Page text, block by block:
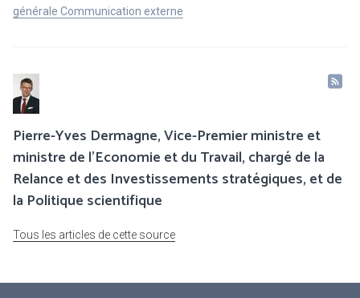
générale Communication externe
Pierre-Yves Dermagne, Vice-Premier ministre et
ministre de l’Economie et du Travail, chargé de la
Relance et des Investissements stratégiques, et de
la Politique scientifique
Tous les articles de cette source